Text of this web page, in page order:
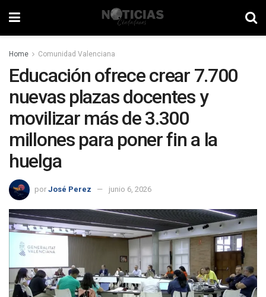
Home Comunidad Valenciana
Educación ofrece crear 7.700
nuevas plazas docentes y
movilizar más de 3.300
millones para poner fin a la
huelga
por José Perez junio 6, 2026